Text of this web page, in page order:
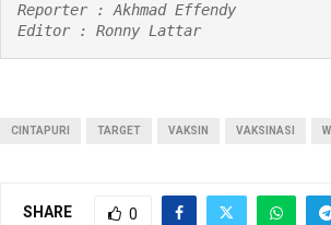
Reporter : Akhmad Effendy
Editor : Ronny Lattar
CINTAPURI TARGET VAKSIN VAKSINASI
SHARE 0